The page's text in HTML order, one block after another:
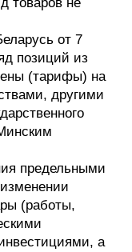
от 7
позиций из
(тарифы) на
другими
предельными
(работы,
а